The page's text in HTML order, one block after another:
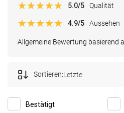
Allgemeine Bewertung basierend
5.0/5 Qualität
4.9/5 Aussehen
Bestätigt
Sortieren:Letzte